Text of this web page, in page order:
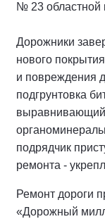
№ 23 областной
Дорожники
нового
и повреждения
подгрунтовка
выравнивающий
подрядчик
ремонта -
Ремонт дороги
«Дорожный